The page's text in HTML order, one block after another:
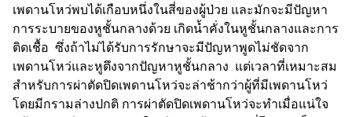
เพดานโหว่พบได้เกือบหนึ่งในสี่ของผู้ป่วย และมักจะมีปัญหา
การระบายของหูชั้นกลางด้วย เกิดน้ำคั่งในหูชั้นกลางและการ
ติดเชื้อ ซึ่งถ้าไม่ได้รับการรักษาจะมีปัญหาพูดไม่ชัดจาก
เพดานโหว่และหูตึงจากปัญหาหูชั้นกลาง แต่เวลาที่เหมาะสม
สำหรับการผ่าตัดปิดเพดานโหว่จะล่าช้ากว่าผู้ที่มีเพดานโหว่
โดยมีกรามล่างปกติ การผ่าตัดปิดเพดานโหว่จะทำเมื่อแน่ใจ